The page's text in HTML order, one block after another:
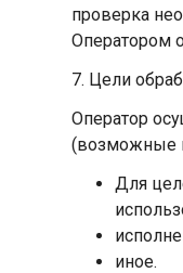
проверка
Оператором
7. Цели
Оператор
(возможные
Для
иное.